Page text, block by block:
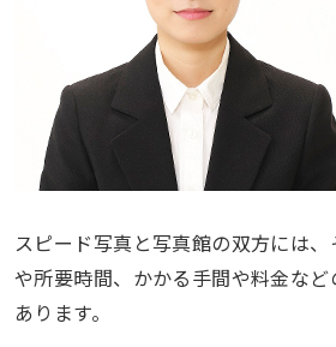
スピード写真と写真館の双方には
や所要時間、かかる手間や料金な
あります。